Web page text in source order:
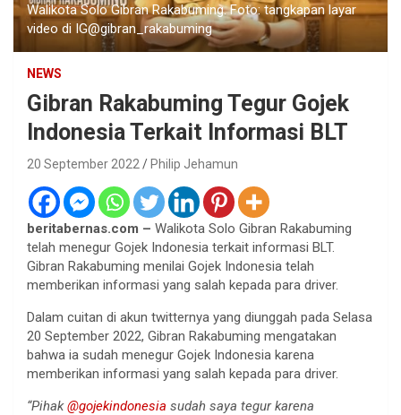
Walikota Solo Gibran Rakabuming. Foto: tangkapan layar
video di IG@gibran_rakabuming
NEWS
Gibran Rakabuming Tegur Gojek
Indonesia Terkait Informasi BLT
20 September 2022 Philip Jehamun
beritabernas.com – Walikota Solo Gibran Rakabuming
telah menegur Gojek Indonesia terkait informasi BLT.
Gibran Rakabuming menilai Gojek Indonesia telah
memberikan informasi yang salah kepada para driver.
Dalam cuitan di akun twitternya yang diunggah pada Selasa
20 September 2022, Gibran Rakabuming mengatakan
bahwa ia sudah menegur Gojek Indonesia karena
memberikan informasi yang salah kepada para driver.
“Pihak@gojekindonesia sudah saya tegur karena